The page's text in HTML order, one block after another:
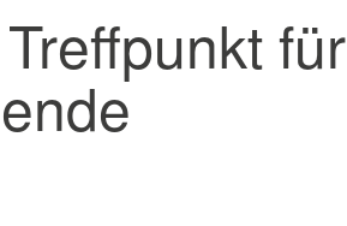
für